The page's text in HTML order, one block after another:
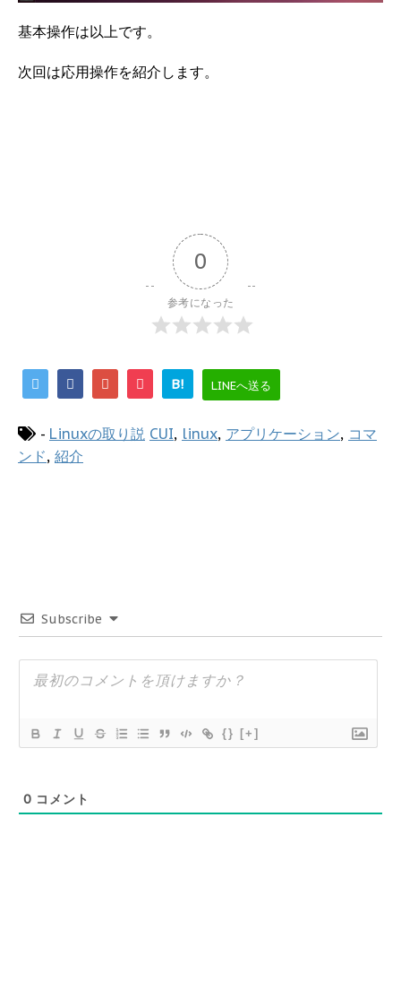
基本操作は以上です。
次回は応用操作を紹介します。
0
参考になった
B! LINEへ送る
- Linuxの取り説 CUI, linux, アプリケーション, コマ
ンド, 紹介
Subscribe
{} [+]
0 コメント